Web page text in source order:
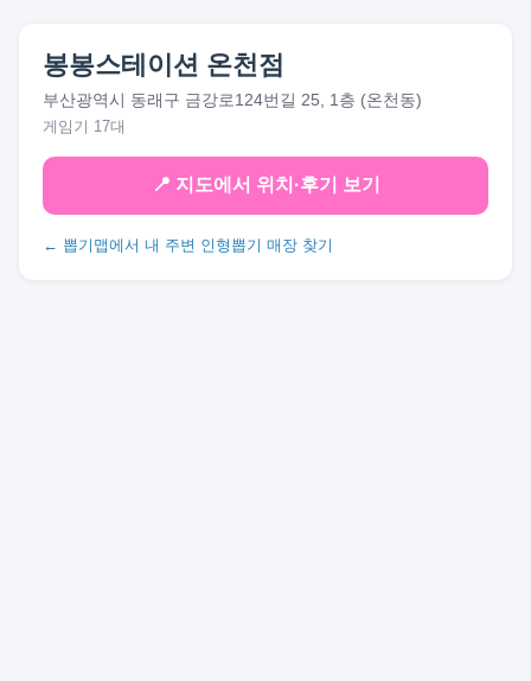
봉봉스테이션 온천점
부산광역시 동래구 금강로124번길 25, 1층 (온천동)
게임기 17대
📍 지도에서 위치·후기 보기
← 뽑기맵에서 내 주변 인형뽑기 매장 찾기